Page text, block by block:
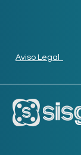
Aviso Legal